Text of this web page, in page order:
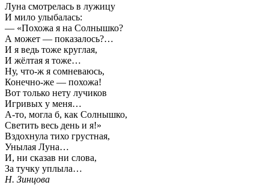
Луна смотрелась в лужицу
И мило улыбалась:
— «Похожа я на Солнышко?
А может — показалось?…
И я ведь тоже круглая,
И жёлтая я тоже…
Ну, что-ж я сомневаюсь,
Конечно-же — похожа!
Вот только нету лучиков
Игривых у меня…
А-то, могла б, как Солнышко,
Светить весь день и я!»
Вздохнула тихо грустная,
Унылая Луна…
И, ни сказав ни слова,
За тучку уплыла…
Н. Зинцова